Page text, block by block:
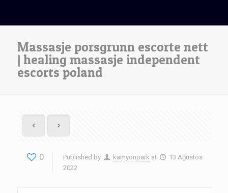
Massasje porsgrunn escorte nett
| healing massasje independent
escorts poland
0 Published by kamyonpark at
13 Ağustos
2022